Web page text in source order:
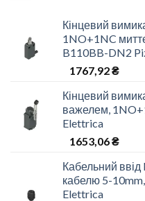
Кінцевий
1NO+1NC
B110BB-DN2
1767,92₴
Кінцевий
важелем,
Elettrica
1653,06₴
Кабельний ввід
кабелю 5-
Elettrica